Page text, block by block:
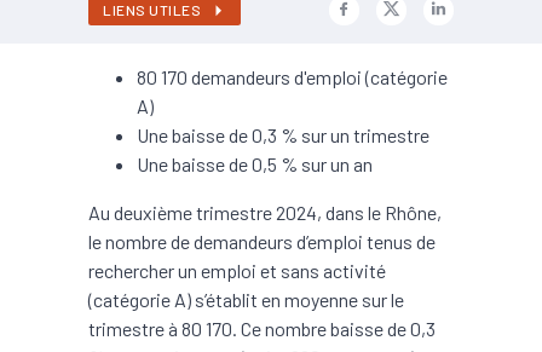
LIENS UTILES
80 170 demandeurs d'emploi (catégorie
A)
Une baisse de 0,3 % sur un trimestre
Une baisse de 0,5 % sur un an
Au deuxième trimestre 2024, dans le Rhône,
le nombre de demandeurs d’emploi tenus de
rechercher un emploi et sans activité
(catégorie A) s’établit en moyenne sur le
trimestre à 80 170. Ce nombre baisse de 0,3